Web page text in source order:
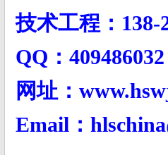
技术工程：138-
QQ：
网址：
Email：